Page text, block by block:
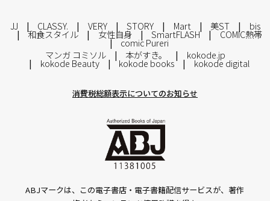
JJ CLASSY. VERY STORY Mart 美ST bis
和食スタイル 女性自身 SmartFLASH COMIC熱帯
comic Pureri
マンガ コミソル
本がすき。 kokode.jp
kokode Beauty kokode books kokode digital
消費税総額表示についてのお知らせ
ABJマークは、この電子書店・電子書籍配信サービスが、著作